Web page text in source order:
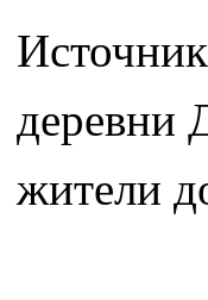
деревни
жители